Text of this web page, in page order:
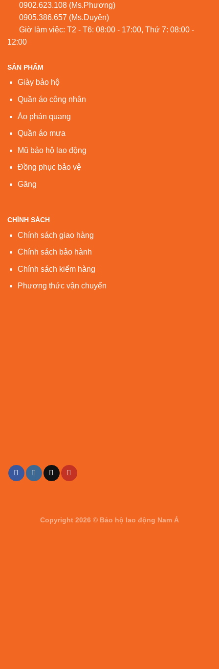
0902.623.108 (Ms.Phương)
0905.386.657 (Ms.Duyên)
Giờ làm việc: T2 - T6: 08:00 - 17:00, Thứ 7: 08:00 -
12:00
SẢN PHẨM
Giày bảo hộ
Quần áo công nhân
Áo phản quang
Quần áo mưa
Mũ bảo hộ lao động
Đồng phục bảo vệ
Găng
CHÍNH SÁCH
Chính sách giao hàng
Chính sách bảo hành
Chính sách kiểm hàng
Phương thức vận chuyển
Copyright 2026 © Bảo hộ lao động Nam Á